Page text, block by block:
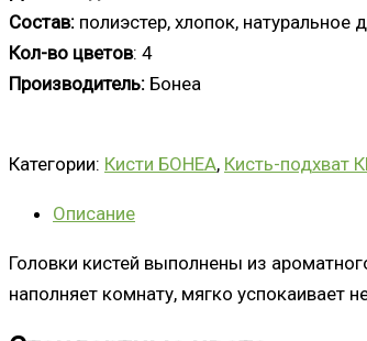
Состав: полиэстер, хлопок,
Кол-во цветов: 4
Производитель: Бонеа
Категории: Кисти БОНЕА, Кисть-подхват
Описание
Головки кистей выполнены из
наполняет комнату, мягко успокаивает